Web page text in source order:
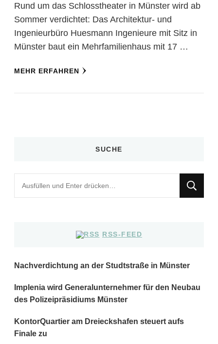
Rund um das Schlosstheater in Münster wird ab
Sommer verdichtet: Das Architektur- und
Ingenieurbüro Huesmann Ingenieure mit Sitz in
Münster baut ein Mehrfamilienhaus mit 17 …
MEHR ERFAHREN
SUCHE
du
RSS-FEED
Nachverdichtung an der Studtstraße in Münster
Implenia wird Generalunternehmer für den Neubau
des Polizeipräsidiums Münster
KontorQuartier am Dreieckshafen steuert aufs
Finale zu